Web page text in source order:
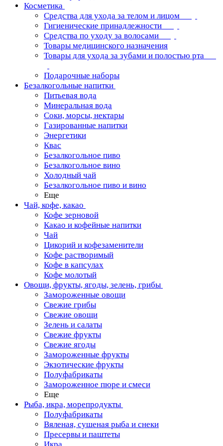
Косметика
Средства для ухода за телом и лицом
Гигиенические принадлежности
Средства по уходу за волосами
Товары медицинского назначения
Товары для ухода за зубами и полостью рта
Подарочные наборы
Безалкогольные напитки
Питьевая вода
Минеральная вода
Соки, морсы, нектары
Газированные напитки
Энергетики
Квас
Безалкогольное пиво
Безалкогольное вино
Холодный чай
Безалкогольное пиво и вино
Еще
Чай, кофе, какао
Кофе зерновой
Какао и кофейные напитки
Чай
Цикорий и кофезаменители
Кофе растворимый
Кофе в капсулах
Кофе молотый
Овощи, фрукты, ягоды, зелень, грибы
Замороженные овощи
Свежие грибы
Свежие овощи
Зелень и салаты
Свежие фрукты
Свежие ягоды
Замороженные фрукты
Экзотические фрукты
Полуфабрикаты
Замороженное пюре и смеси
Еще
Рыба, икра, морепродукты
Полуфабрикаты
Вяленая, сушеная рыба и снеки
Пресервы и паштеты